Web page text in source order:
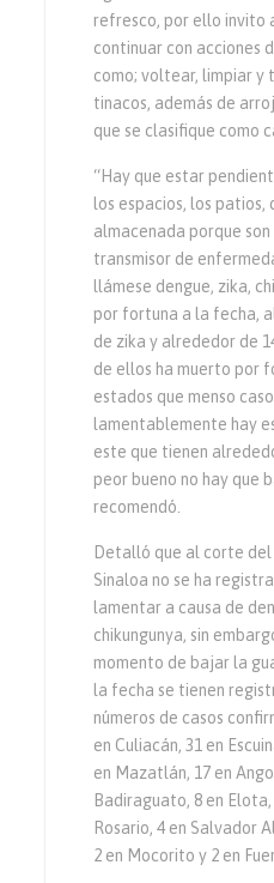
refresco, por ello invito
continuar con acciones
como; voltear, limpiar y
tinacos, además de
que se clasifique como
“Hay que estar
los espacios, los patios,
almacenada porque
transmisor de
llámese dengue, zika,
por fortuna a la fecha,
de zika y alrededor de
de ellos ha muerto por
estados que menso
lamentablemente hay
este que tienen
peor bueno no hay que
recomendó.
Detalló que al corte del
Sinaloa no se ha
lamentar a causa de
chikungunya, sin
momento de bajar la
la fecha se tienen
números de casos
en Culiacán, 31 en
en Mazatlán, 17 en
Badiraguato, 8 en
Rosario, 4 en Salvador
2 en Mocorito y 2 en